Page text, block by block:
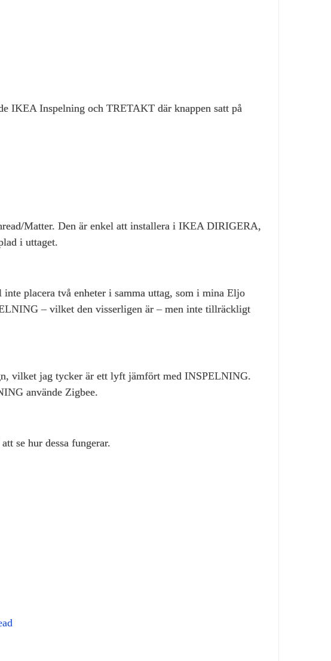
IKEA Inspelning och TRETAKT där knappen satt på
Matter. Den är enkel att installera i IKEA DIRIGERA,
i uttaget.
placera två enheter i samma uttag, som i mina Eljo
– vilket den visserligen är – men inte tillräckligt
vilket jag tycker är ett lyft jämfört med INSPELNING.
använde Zigbee.
se hur dessa fungerar.